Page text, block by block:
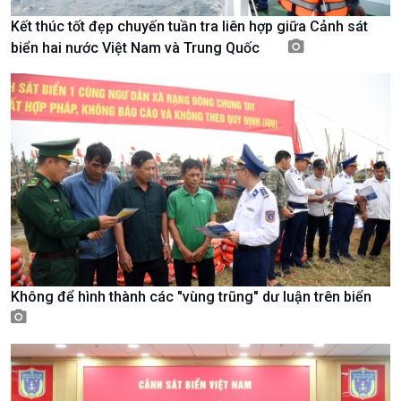
Kinh tế
Tin Kinh tế
Trước giờ mở cửa
Dòng chảy Kinh tế
Khởi nghiệp
Tuyên chiến với gian lận
thương mại
Nông nghiệp & Biển đảo
Tin Nông nghiệp & Biển
đảo
Tâm tình biên giới và hải
đảo
Tìm hiểu biển, đảo Việt
Kết thúc tốt đẹp chuyến tuần tra liên hợp giữa Cảnh sát
biển hai nước Việt Nam và Trung Quốc
Không để hình thành các "vùng trũng" dư luận trên biển